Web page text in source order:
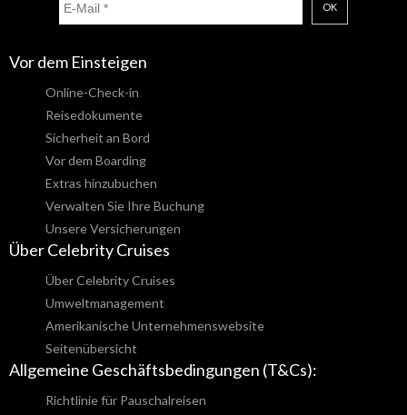
OK
Vor dem Einsteigen
Online-Check-in
Reisedokumente
Sicherheit an Bord
Vor dem Boarding
Extras hinzubuchen
Verwalten Sie Ihre Buchung
Unsere Versicherungen
Über Celebrity Cruises
Über Celebrity Cruises
Umweltmanagement
Amerikanische Unternehmenswebsite
Seitenübersicht
Allgemeine Geschäftsbedingungen (T&Cs):
Richtlinie für Pauschalreisen